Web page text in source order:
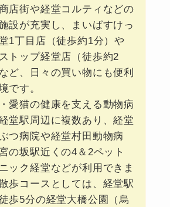
店街や経堂コルティなどの
設が充実し、まいばすけっ
1丁目店（徒歩約1分）や
トップ経堂店（徒歩約2
ど、日々の買い物にも便利
です。
愛猫の健康を支える動物病
堂駅周辺に複数あり、経堂
つ病院や経堂村田動物病
の坂駅近くの4＆2ペット
ック経堂などが利用できま
歩コースとしては、経堂駅
歩5分の経堂大橋公園（烏